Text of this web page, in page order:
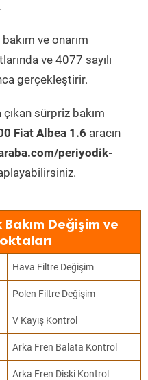
ve onarım
ve 4077 sayılı
gerçekleştirir.
sürpriz bakım
Fiat Albea 1.6 aracın
periyodik-
Değişim ve
Hava Filtre Değişim
Polen Filtre Değişim
V Kayış Kontrol
Arka Fren Balata Kontrol
Arka Fren Diski Kontrol